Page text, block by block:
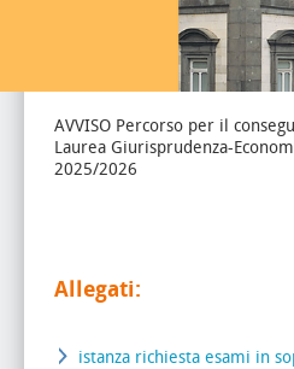
AVVISO Percorso per il
Laurea Giurisprudenza-
2025/2026
Allegati:
istanza richiesta esami in